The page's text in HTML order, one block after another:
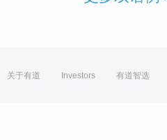
关于有道 Investors 有道智选